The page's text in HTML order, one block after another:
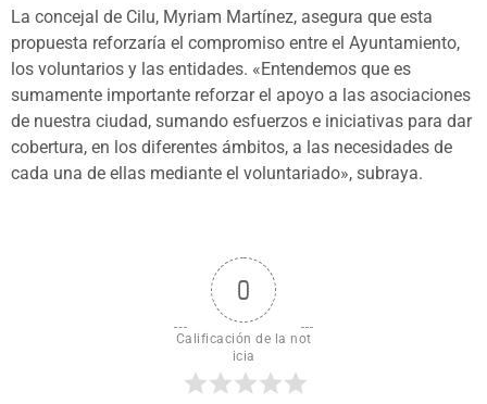
La concejal de Cilu, Myriam Martínez, asegura que esta
propuesta reforzaría el compromiso entre el Ayuntamiento,
los voluntarios y las entidades. «Entendemos que es
sumamente importante reforzar el apoyo a las asociaciones
de nuestra ciudad, sumando esfuerzos e iniciativas para dar
cobertura, en los diferentes ámbitos, a las necesidades de
cada una de ellas mediante el voluntariado», subraya.
0
Calificación de la not
icia